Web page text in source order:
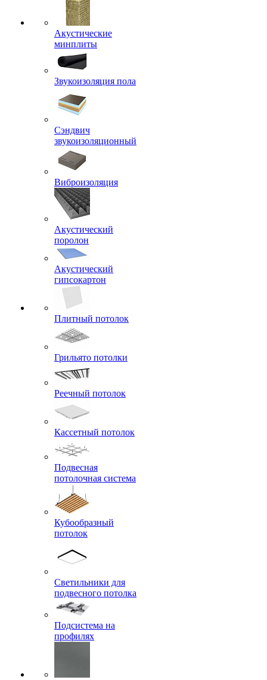
Акустические
минплиты
Звукоизоляция пола
Сэндвич
звукоизоляционный
Виброизоляция
Акустический
поролон
Акустический
гипсокартон
Плитный потолок
Грильято потолки
Реечный потолок
Кассетный потолок
Подвесная
потолочная система
Кубообразный
потолок
Светильники для
подвесного потолка
Подсистема на
профилях